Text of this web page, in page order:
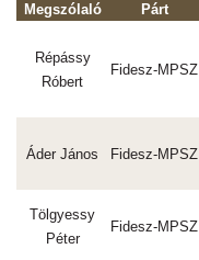
Megszólaló Párt
Répássy
Róbert
Fidesz-MPSZ
Áder János Fidesz-MPSZ
Tölgyessy
Péter
Fidesz-MPSZ